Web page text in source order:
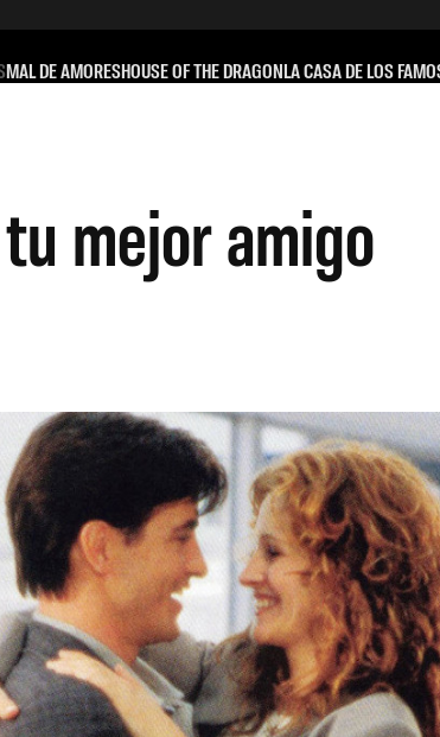
MAL DE AMORESHOUSE OF THE DRAGONLA CASA DE LOS
mejor amigo